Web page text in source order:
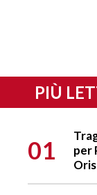
PIÙ
01
per